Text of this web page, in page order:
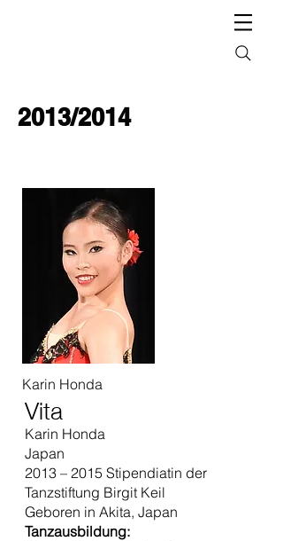
2013/2014
Karin Honda
Vita
Karin Honda
Japan
2013 – 2015 Stipendiatin der
Tanzstiftung Birgit Keil
Geboren in Akita, Japan
Tanzausbildung: